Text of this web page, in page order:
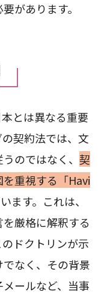
があります。
とは異なる重要
契約法では、文
のではなく、 契
重視する「Havi
ます。これは、
厳格に解釈する
ドクトリンが示
なく、その背景
ールなど、当事